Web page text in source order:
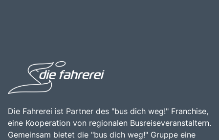
Die Fahrerei ist Partner des "bus dich weg!" Franchise,
eine Kooperation von regionalen Busreiseveranstaltern.
Gemeinsam bietet die "bus dich weg!" Gruppe eine